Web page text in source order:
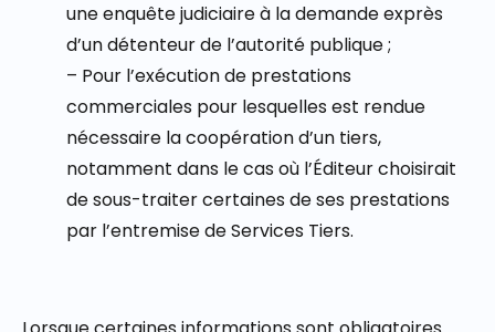
une enquête judiciaire à la demande exprès
d’un détenteur de l’autorité publique ;
– Pour l’exécution de prestations
commerciales pour lesquelles est rendue
nécessaire la coopération d’un tiers,
notamment dans le cas où l’Éditeur choisirait
de sous-traiter certaines de ses prestations
par l’entremise de Services Tiers.